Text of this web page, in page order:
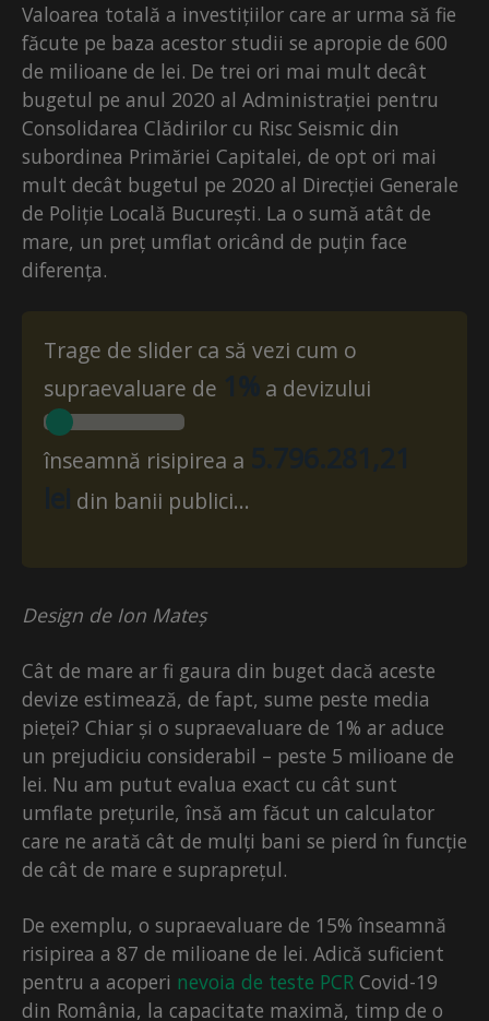
Valoarea totală a investițiilor care ar urma să fie
făcute pe baza acestor studii se apropie de 600
de milioane de lei. De trei ori mai mult decât
bugetul pe anul 2020 al Administrației pentru
Consolidarea Clădirilor cu Risc Seismic din
subordinea Primăriei Capitalei, de opt ori mai
mult decât bugetul pe 2020 al Direcției Generale
de Poliție Locală București. La o sumă atât de
mare, un preț umflat oricând de puțin face
diferența.
Trage de slider ca să vezi cum o
supraevaluare de
a devizului
înseamnă risipirea a
din banii publici…
Design de Ion Mateș
Cât de mare ar fi gaura din buget dacă aceste
devize estimează, de fapt, sume peste media
pieței? Chiar și o supraevaluare de 1% ar aduce
un prejudiciu considerabil – peste 5 milioane de
lei. Nu am putut evalua exact cu cât sunt
umflate prețurile, însă am făcut un calculator
care ne arată cât de mulți bani se pierd în funcție
de cât de mare e supraprețul.
De exemplu, o supraevaluare de 15% înseamnă
risipirea a 87 de milioane de lei. Adică suficient
pentru a acoperi nevoia de teste PCR Covid-19
din România, la capacitate maximă, timp de o